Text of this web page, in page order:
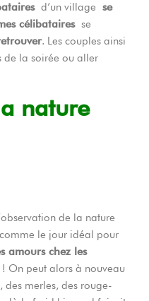
d’un village se
célibatairesse
. Les couples ainsi
de la soirée ou aller
nature
de la nature
le jour idéal pour
amours chez les
peut alors à nouveau
des merles, des rouge-